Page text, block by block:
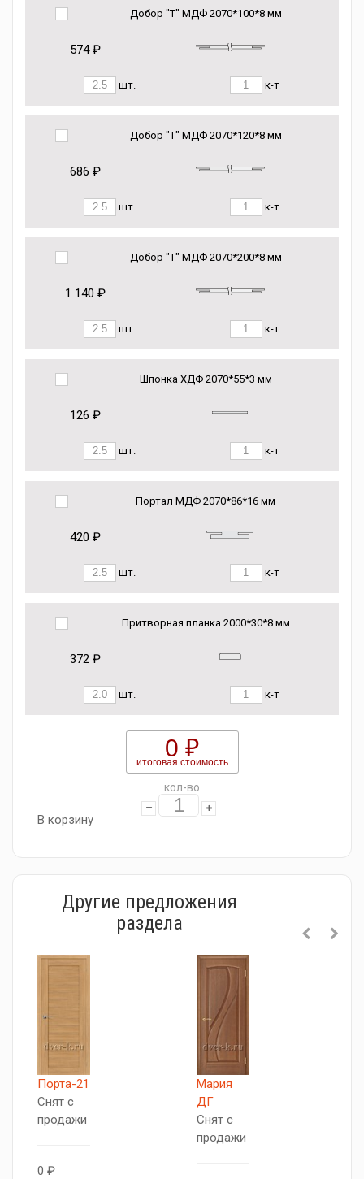
Добор "Т" МДФ 2070*100*8 мм
574 ₽
шт. к-т
Добор "Т" МДФ 2070*120*8 мм
686 ₽
шт. к-т
Добор "Т" МДФ 2070*200*8 мм
1 140 ₽
шт. к-т
Шпонка ХДФ 2070*55*3 мм
126 ₽
шт. к-т
Портал МДФ 2070*86*16 мм
420 ₽
шт. к-т
Притворная планка 2000*30*8 мм
372 ₽
шт. к-т
0 ₽
итоговая стоимость
кол-во
В корзину
Другие предложения
раздела
Порта-21
Снят с
продажи
0 ₽
Мария
ДГ
Снят с
продажи